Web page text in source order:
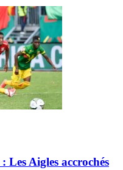
Les Aigles accrochés